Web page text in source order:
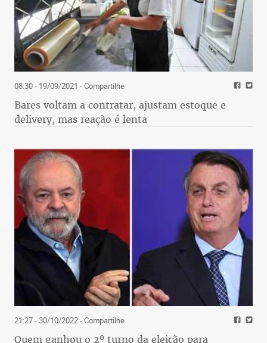
08:30 - 19/09/2021 - Compartilhe
Bares voltam a contratar, ajustam estoque e
delivery, mas reação é lenta
21:27 - 30/10/2022- Compartilhe
Quem ganhou o 2º turno da eleição para